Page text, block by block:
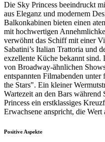
Die Sky Princess beeindruckt
aus Eleganz und modernem
Balkonkabinen bieten einen
mit hochwertigen
verwöhnt das Schiff mit einer
Sabatini’s Italian Trattoria und
exzellente Küche bekannt sind.
von Broadway-ähnlichen
entspannten Filmabenden
the Stars". Ein kleiner
Wartezeit an den Bars während
Princess ein erstklassiges
Erwachsene anspricht, die
Positive Aspekte